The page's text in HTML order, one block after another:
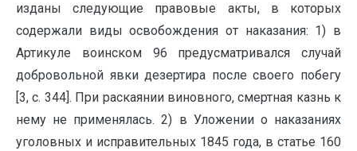
изданы следующие правовые акты, в которых
содержали виды освобождения от наказания: 1) в
Артикуле воинском 96 предусматривался случай
добровольной явки дезертира после своего побегу
[3, с. 344]. При раскаянии виновного, смертная казнь к
нему не применялась. 2) в Уложении о наказаниях
уголовных и исправительных 1845 года, в статье 160